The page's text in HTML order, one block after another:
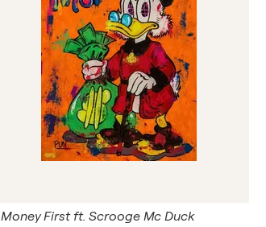
Money First ft. Scrooge Mc Duck